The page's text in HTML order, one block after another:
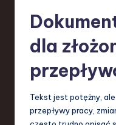
dla
Tekst jest potężny,
przepływy pracy,